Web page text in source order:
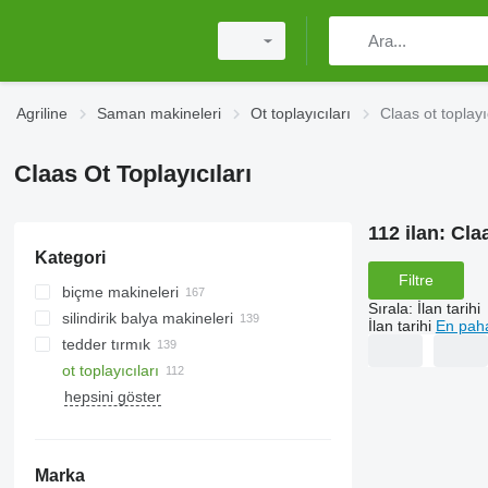
Agriline Saman makineleri Ot toplayıcıları Claas ot
Claas Ot Toplayıcıları
Kategori
biçme makineleri
döner biçme makineleri
çayır biçme makineleri
kendi yürür çayır biçme makineleri
silindirik balya makineleri
tedder tırmık
ot toplayıcıları
hepsini göster
Marka
112 ilan:
Filtre
Sırala: İlan tarihi
İlan tarihi En